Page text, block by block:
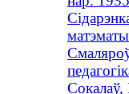
Сокалаў,